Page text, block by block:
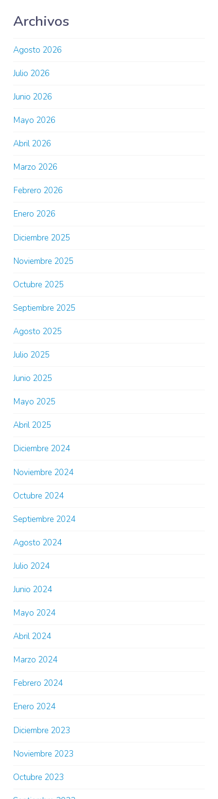
Archivos
Agosto 2026
Julio 2026
Junio 2026
Mayo 2026
Abril 2026
Marzo 2026
Febrero 2026
Enero 2026
Diciembre 2025
Noviembre 2025
Octubre 2025
Septiembre 2025
Agosto 2025
Julio 2025
Junio 2025
Mayo 2025
Abril 2025
Diciembre 2024
Noviembre 2024
Octubre 2024
Septiembre 2024
Agosto 2024
Julio 2024
Junio 2024
Mayo 2024
Abril 2024
Marzo 2024
Febrero 2024
Enero 2024
Diciembre 2023
Noviembre 2023
Octubre 2023